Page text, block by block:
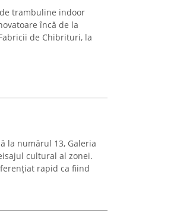
trambuline indoor
încă de la
de Chibrituri, la
la numărul 13, Galeria
cultural al zonei.
rapid ca fiind